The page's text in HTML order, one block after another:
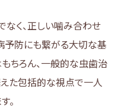
く、正しい噛み合わせ
予防にも繋がる大切な基
ちろん、一般的な虫歯治
た包括的な視点で一人
。